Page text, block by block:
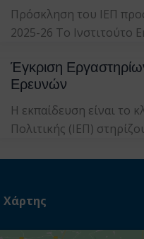
Πρόσκληση του ΙΕΠ
2025-26 Το Ινστιτούτο
Έγκριση
Ερευνών
Η εκπαίδευση είναι το
Πολιτικής (ΙΕΠ)
Χάρτης